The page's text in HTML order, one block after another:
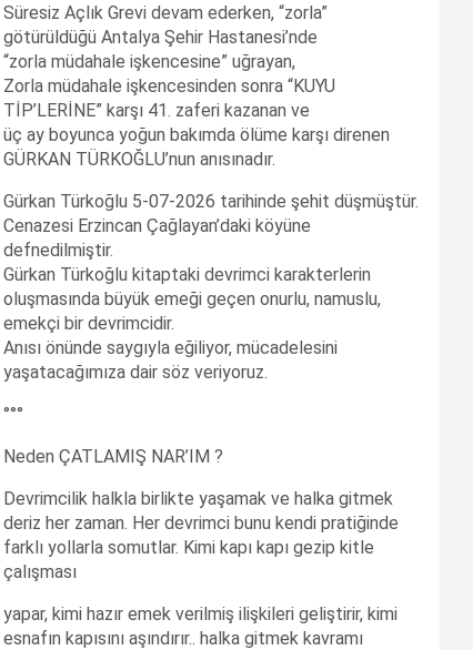
Süresiz Açlık Grevi devam ederken, “zorla”
götürüldüğü Antalya Şehir Hastanesi’nde
“zorla müdahale işkencesine” uğrayan,
Zorla müdahale işkencesinden sonra “KUYU
TİP’LERİNE” karşı 41. zaferi kazanan ve
üç ay boyunca yoğun bakımda ölüme karşı direnen
GÜRKAN TÜRKOĞLU’nun anısınadır.
Gürkan Türkoğlu 5-07-2026 tarihinde şehit düşmüştür.
Cenazesi Erzincan Çağlayan’daki köyüne
defnedilmiştir.
Gürkan Türkoğlu kitaptaki devrimci karakterlerin
oluşmasında büyük emeği geçen onurlu, namuslu,
emekçi bir devrimcidir.
Anısı önünde saygıyla eğiliyor, mücadelesini
yaşatacağımıza dair söz veriyoruz.
°°°
Neden ÇATLAMIŞ NAR’IM ?
Devrimcilik halkla birlikte yaşamak ve halka gitmek
deriz her zaman. Her devrimci bunu kendi pratiğinde
farklı yollarla somutlar. Kimi kapı kapı gezip kitle
çalışması
yapar, kimi hazır emek verilmiş ilişkileri geliştirir, kimi
esnafın kapısını aşındırır.. halka gitmek kavramı